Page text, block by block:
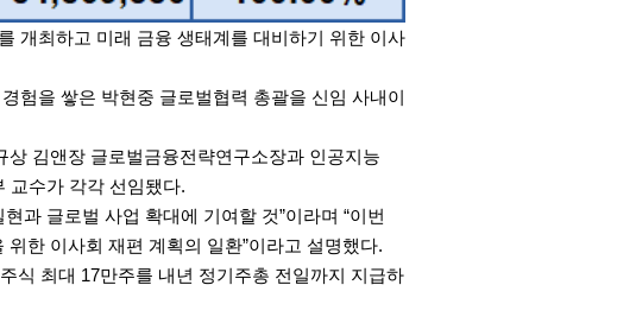
개최하고 미래 금융 생태계를 대비하기 위한 이사
험을 쌓은 박현중 글로벌협력 총괄을 신임 사내이
김앤장 글로벌금융전략연구소장과 인공지능
교수가 각각 선임됐다.
과 글로벌 사업 확대에 기여할 것”이라며 “이번
한 이사회 재편 계획의 일환”이라고 설명했다.
식 최대 17만주를 내년 정기주총 전일까지 지급하